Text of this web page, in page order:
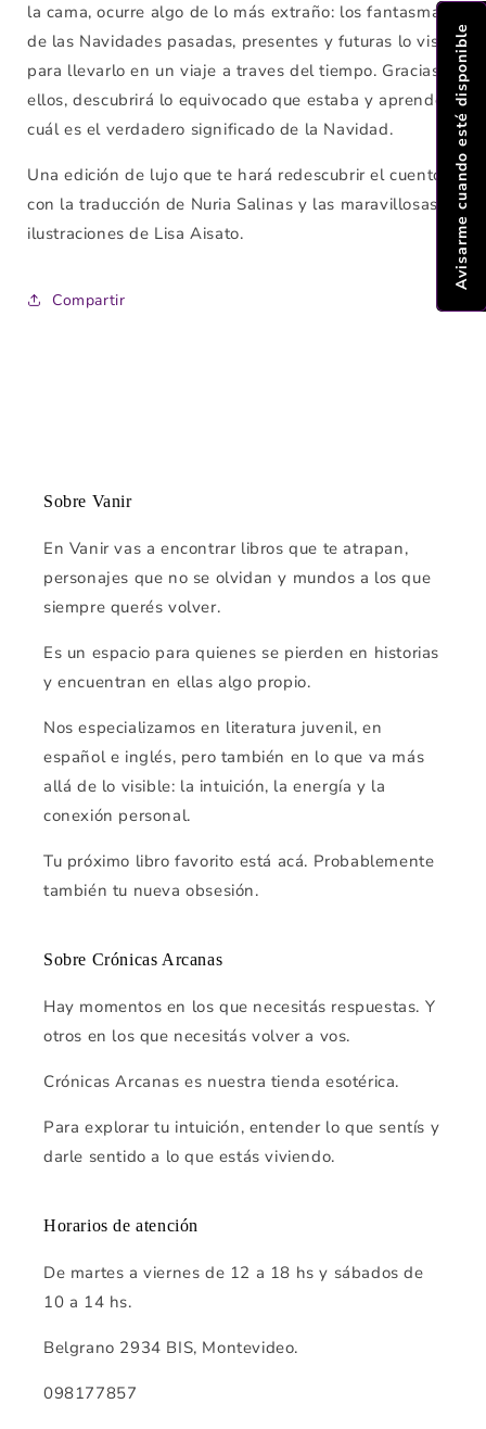
la cama, ocurre algo de lo más extraño: los fantasmas
de las Navidades pasadas, presentes y futuras lo visitan
para llevarlo en un viaje a traves del tiempo. Gracias a
ellos, descubrirá lo equivocado que estaba y aprenderá
cuál es el verdadero significado de la Navidad.
Una edición de lujo que te hará redescubrir el cuento
con la traducción de Nuria Salinas y las maravillosas
ilustraciones de Lisa Aisato.
Compartir
Sobre Vanir
En Vanir vas a encontrar libros que te atrapan,
personajes que no se olvidan y mundos a los que
siempre querés volver.
Es un espacio para quienes se pierden en historias
y encuentran en ellas algo propio.
Nos especializamos en literatura juvenil, en
español e inglés, pero también en lo que va más
allá de lo visible: la intuición, la energía y la
conexión personal.
Tu próximo libro favorito está acá. Probablemente
también tu nueva obsesión.
Sobre Crónicas Arcanas
Hay momentos en los que necesitás respuestas. Y
otros en los que necesitás volver a vos.
Crónicas Arcanas es nuestra tienda esotérica.
Para explorar tu intuición, entender lo que sentís y
darle sentido a lo que estás viviendo.
Horarios de atención
De martes a viernes de 12 a 18 hs y sábados de
10 a 14 hs.
Belgrano 2934 BIS, Montevideo.
098177857
Avisarme cuando esté disponible